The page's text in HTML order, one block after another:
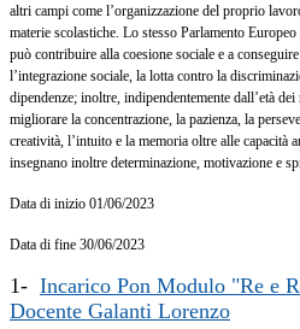
altri campi come l’organizzazione del proprio
materie scolastiche. Lo stesso Parlamento
può contribuire alla coesione sociale e a
l’integrazione sociale, la lotta contro la
dipendenze; inoltre, indipendentemente dall’età
migliorare la concentrazione, la pazienza, la
creatività, l’intuito e la memoria oltre alle capacità
insegnano inoltre determinazione, motivazione e
Data di inizio 01/06/2023
Data di fine 30/06/2023
1- Incarico Pon Modulo "Re e
Docente Galanti Lorenzo